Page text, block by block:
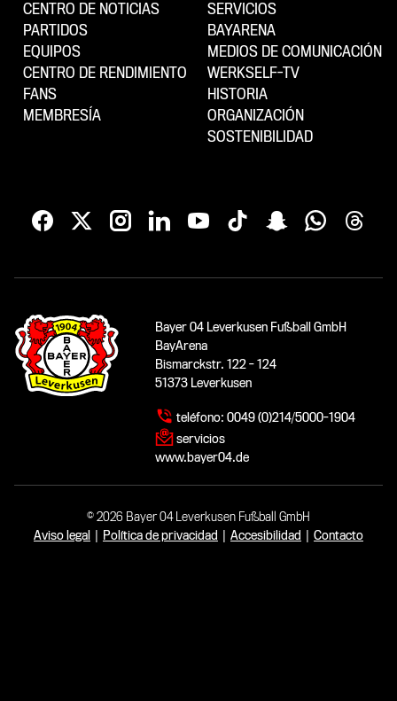
CENTRO DE NOTICIAS
PARTIDOS
EQUIPOS
CENTRO DE RENDIMIENTO
FANS
MEMBRESÍA
SERVICIOS
BAYARENA
MEDIOS DE COMUNICACIÓN
WERKSELF-TV
HISTORIA
ORGANIZACIÓN
SOSTENIBILIDAD
Bayer 04 Leverkusen Fußball GmbH
BayArena
Bismarckstr. 122 - 124
51373 Leverkusen
teléfono: 0049 (0)214/5000-1904
servicios
www.bayer04.de
© 2026 Bayer 04 Leverkusen Fußball GmbH
Aviso legal
Política de privacidad Accesibilidad Contacto